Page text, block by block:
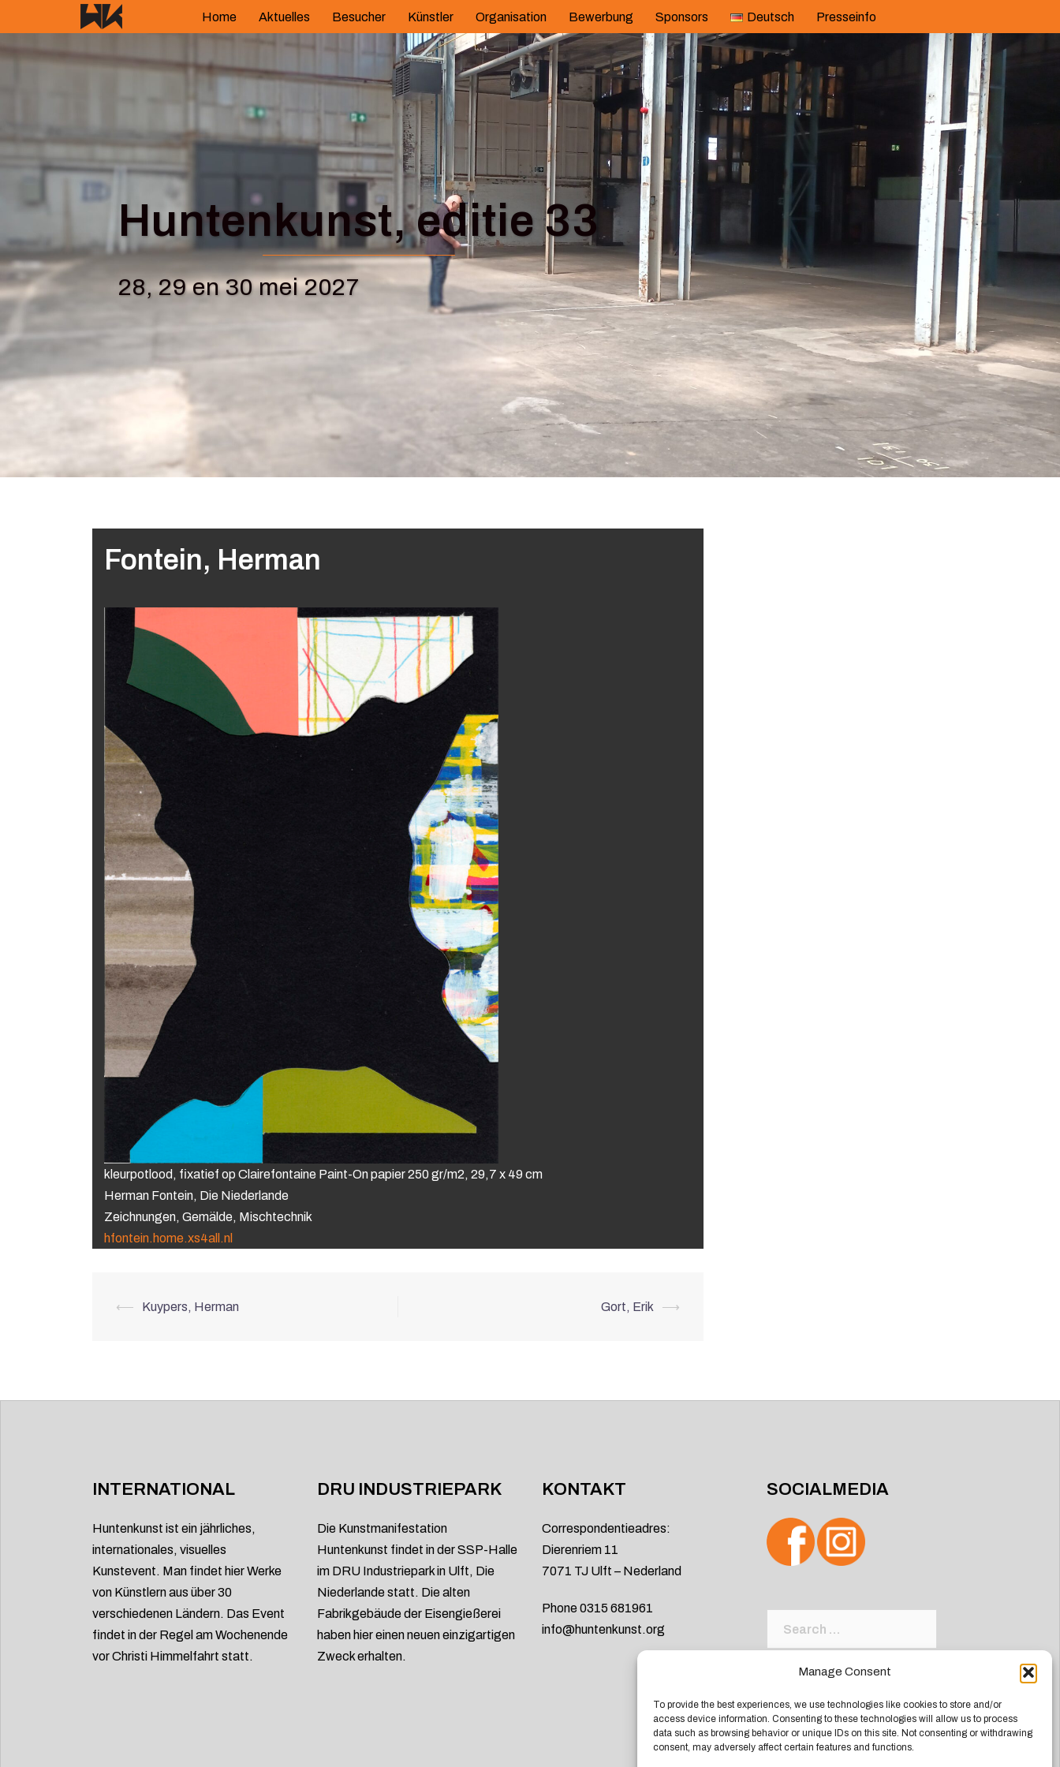
Manage Consent
To provide the best experiences, we use technologies like cookies to store and/or
access device information. Consenting to these technologies will allow us to process
data such as browsing behavior or unique IDs on this site. Not consenting or withdrawing
consent, may adversely affect certain features and functions.
zum
Home Aktuelles Besucher Künstler Organisation Bewerbung Sponsors Deutsch Presseinfo
Huntenkunst, editie 33
28, 29 en 30 mei 2027
Fontein, Herman
kleurpotlood, fixatief op Clairefontaine Paint-On papier 250 gr/m2, 29,7 x 49 cm
Herman Fontein, Die Niederlande
Zeichnungen, Gemälde, Mischtechnik
hfontein.home.xs4all.nl
Beitrags-
⟵ Kuypers, Herman Gort, Erik ⟶
INTERNATIONAL
Huntenkunst ist ein jährliches,
internationales, visuelles
Kunstevent. Man findet hier Werke
von Künstlern aus über 30
verschiedenen Ländern. Das Event
findet in der Regel am Wochenende
vor Christi Himmelfahrt statt.
DRU INDUSTRIEPARK
Die Kunstmanifestation
Huntenkunst findet in der SSP-Halle
im DRU Industriepark in Ulft, Die
Niederlande statt. Die alten
Fabrikgebäude der Eisengießerei
haben hier einen neuen einzigartigen
Zweck erhalten.
KONTAKT
Correspondentieadres:
Dierenriem 11
7071 TJ Ulft – Nederland
Phone 0315 681961
info@huntenkunst.org
SOCIALMEDIA